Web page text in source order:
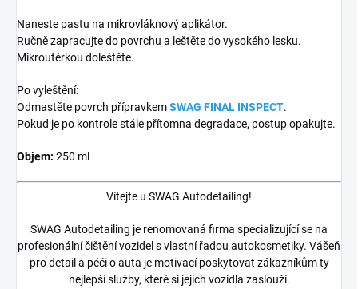
Naneste pastu na mikrovláknový aplikátor.
Ručně zapracujte do povrchu a leštěte do vysokého lesku.
Mikroutěrkou doleštěte.
Po vyleštění:
Odmastěte povrch přípravkemSWAG FINAL INSPECT.
Pokud je po kontrole stále přítomna degradace, postup opakujte.
Objem: 250 ml
Vítejte u SWAG Autodetailing!
SWAG Autodetailing je renomovaná firma specializující se na
profesionální čištění vozidel s vlastní řadou autokosmetiky. Vášeň
pro detail a péči o auta je motivací poskytovat zákazníkům ty
nejlepší služby, které si jejich vozidla zaslouží.